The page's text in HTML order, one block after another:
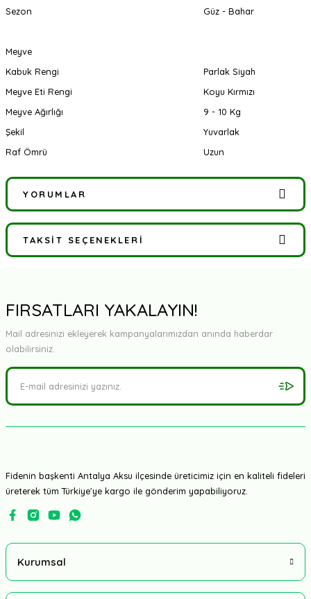
Sezon
Güz - Bahar
Meyve
Kabuk Rengi
Parlak Siyah
Meyve Eti Rengi
Koyu Kırmızı
Meyve Ağırlığı
9 - 10 Kg
Şekil
Yuvarlak
Raf Ömrü
Uzun
YORUMLAR
Bu ürüne ilk yorumu siz yapın!
TAKSIT SEÇENEKLERI
FIRSATLARI YAKALAYIN!
Mail adresinizi ekleyerek kampanyalarımızdan anında haberdar
olabilirsiniz.
Fidenin başkenti Antalya Aksu ilçesinde üreticimiz için en kaliteli fideleri
üreterek tüm Türkiye'ye kargo ile gönderim yapabiliyoruz.
Kurumsal